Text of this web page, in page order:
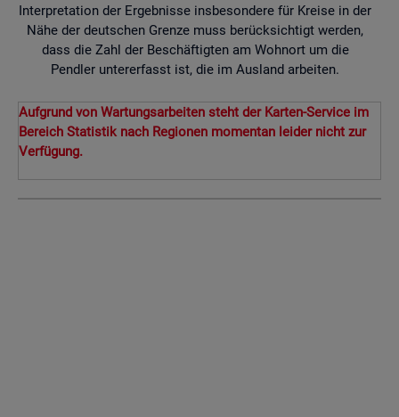
Interpretation der Ergebnisse insbesondere für Kreise in der
Nähe der deutschen Grenze muss berücksichtigt werden,
dass die Zahl der Beschäftigten am Wohnort um die
Pendler untererfasst ist, die im Ausland arbeiten.
Aufgrund von Wartungsarbeiten steht der Karten-Service im
Bereich Statistik nach Regionen momentan leider nicht zur
Verfügung.